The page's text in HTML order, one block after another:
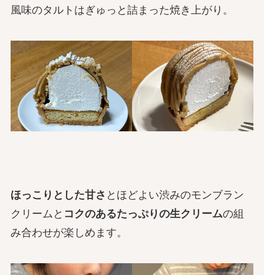
風味のタルトはぎゅっと詰まった焼き上がり。
ほっこりとした甘さ とほどよい渋みのモンブラン
クリームと コクのあるたっぷりの生クリームの組
み合わせが楽しめます。